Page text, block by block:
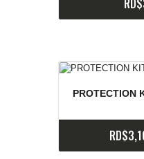
RD$
PROTECTION
RD$